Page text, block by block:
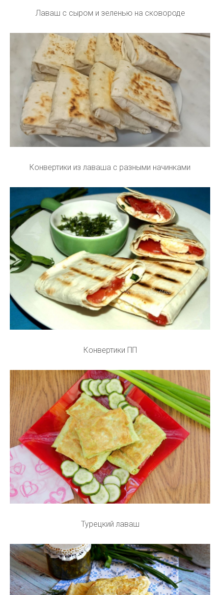
Лаваш с сыром и зеленью на сковороде
Конвертики из лаваша с разными начинками
Конвертики ПП
Турецкий лаваш